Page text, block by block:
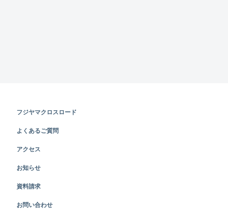
フジヤマクロスロード
よくあるご質問
アクセス
お知らせ
資料請求
お問い合わせ